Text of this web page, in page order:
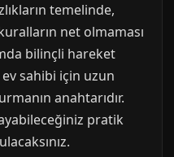
temelinde,
net olmaması
bilinçli hareket
sahibi için uzun
anahtarıdır.
pratik